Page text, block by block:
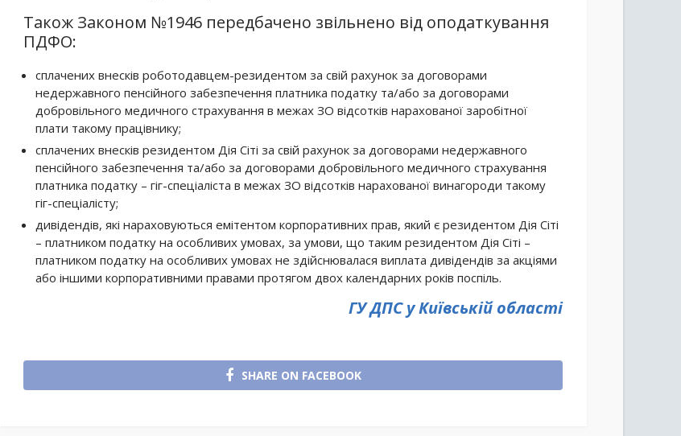
Також Законом №1946 передбачено звільнено від оподаткування
ПДФО:
сплачених внесків роботодавцем-резидентом за свій рахунок за договорами
недержавного пенсійного забезпечення платника податку та/або за договорами
добровільного медичного страхування в межах ЗО відсотків нарахованої заробітної
плати такому працівнику;
сплачених внесків резидентом Дія Сіті за свій рахунок за договорами недержавного
пенсійного забезпечення та/або за договорами добровільного медичного страхування
платника податку – гіг-спеціаліста в межах ЗО відсотків нарахованої винагороди такому
гіг-спеціалісту;
дивідендів, які нараховуються емітентом корпоративних прав, який є резидентом Дія Сіті
– платником податку на особливих умовах, за умови, що таким резидентом Дія Сіті –
платником податку на особливих умовах не здійснювалася виплата дивідендів за акціями
або іншими корпоративними правами протягом двох календарних років поспіль.
ГУ ДПС у Київській області
SHARE ON FACEBOOK